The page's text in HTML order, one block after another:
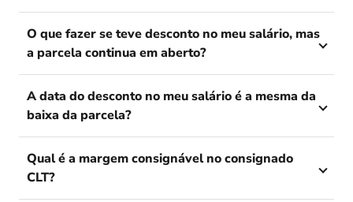
O que fazer se teve desconto no meu salário, mas
a parcela continua em aberto?
A data do desconto no meu salário é a mesma da
baixa da parcela?
Qual é a margem consignável no consignado
CLT?